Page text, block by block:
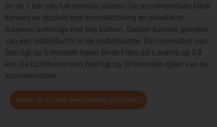
en op 1 km van het centraal station. De accommodatie biedt
kamers en studio’s met airconditioning en satelliet-tv,
waarvan sommige met een balkon. Gasten kunnen genieten
van een ontbijtbuffet in de ontbijtruimte. De Universiteit van
Bari ligt op 5 minuten lopen en de Fiera del Levante op 3,8
km. De luchthaven van Bari ligt op 30 minuten rijden van de
accommodatie.